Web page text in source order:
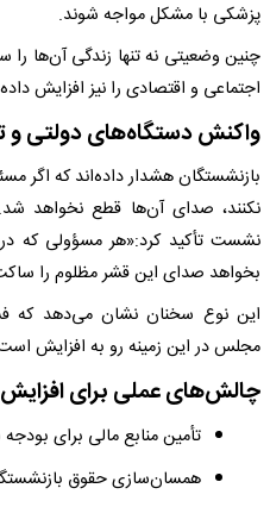
پزشکی با مشکل مواجه شوند.
چنین وضعیتی نه تنها زندگی آن‌ها
اجتماعی و اقتصادی را نیز افزایش
واکنش دستگاه‌های دولتی
بازنشستگان هشدار داده‌اند که اگر
نکنند، صدای آن‌ها قطع نخواهد
نشست تأکید کرد:«هر مسؤولی که در
بخواهد صدای این قشر مظلوم را
این نوع سخنان نشان می‌دهد که
مجلس در این زمینه رو به افزایش
چالش‌های عملی برای
تأمین منابع مالی برای
همسان‌سازی حقوق